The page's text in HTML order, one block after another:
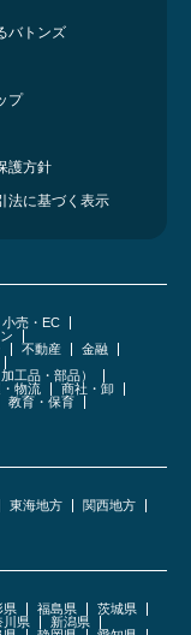
バトンズ
プ
護方針
法に基づく表示
小売・EC
不動産
金融
工品・部品）
物流
商社・卸
教育・保育
東海地方
関西地方
県 福島県
茨城県
川県
新潟県